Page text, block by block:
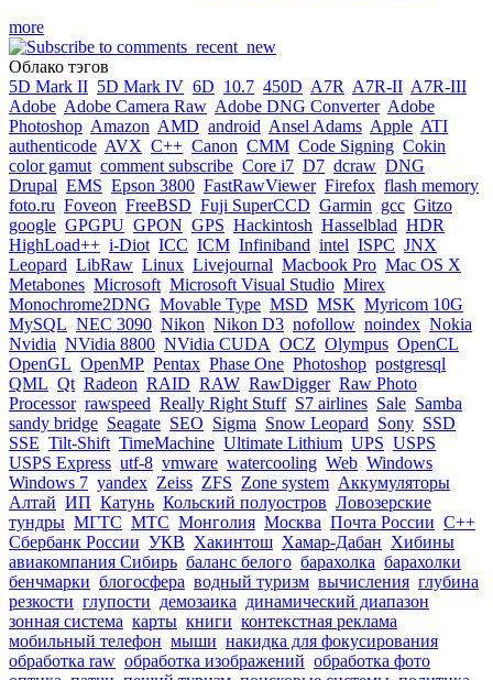
more
Облако тэгов
5D Mark II 5D Mark IV 6D 10.7 450D A7R A7R-II A7R-III
Adobe Adobe Camera Raw Adobe DNG Converter Adobe
Photoshop Amazon AMD android Ansel Adams Apple ATI
authenticode AVX C++ Canon CMM Code Signing Cokin
color gamut comment subscribe Core i7 D7 dcraw DNG
Drupal EMS Epson 3800 FastRawViewer Firefox flash memory
foto.ru Foveon FreeBSD Fuji SuperCCD Garmin gcc Gitzo
google GPGPU GPON GPS Hackintosh Hasselblad HDR
HighLoad++ i-Diot ICC ICM Infiniband intel ISPC JNX
Leopard LibRaw Linux Livejournal Macbook Pro Mac OS X
Metabones Microsoft Microsoft Visual Studio Mirex
Monochrome2DNG Movable Type MSD MSK Myricom 10G
MySQL NEC 3090 Nikon Nikon D3 nofollow noindex Nokia
Nvidia NVidia 8800 NVidia CUDA OCZ Olympus OpenCL
OpenGL OpenMP Pentax Phase One Photoshop postgresql
QML Qt Radeon RAID RAW RawDigger Raw Photo
Processor rawspeed Really Right Stuff S7 airlines Sale Samba
sandy bridge Seagate SEO Sigma Snow Leopard Sony SSD
SSE Tilt-Shift TimeMachine Ultimate Lithium UPS USPS
USPS Express utf-8 vmware watercooling Web Windows
Windows 7 yandex Zeiss ZFS Zone system Аккумуляторы
Алтай ИП Катунь Кольский полуостров Ловозерские
тундры МГТС МТС Монголия Москва Почта России С++
Сбербанк России УКВ Хакинтош Хамар-Дабан Хибины
авиакомпания Сибирь баланс белого барахолка барахолки
бенчмарки блогосфера водный туризм вычисления глубина
резкости глупости демозаика динамический диапазон
зонная система карты книги контекстная реклама
мобильный телефон мыши накидка для фокусирования
обработка raw обработка изображений обработка фото